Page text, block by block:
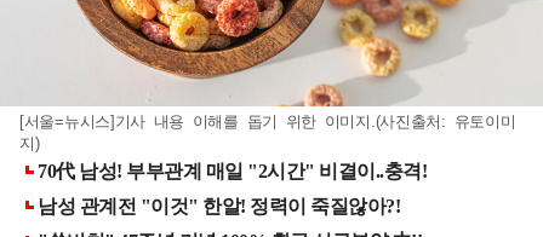
[서울=뉴시스]기사 내용 이해를 돕기 위한 이미지.(사진출처: 유토이미
지)